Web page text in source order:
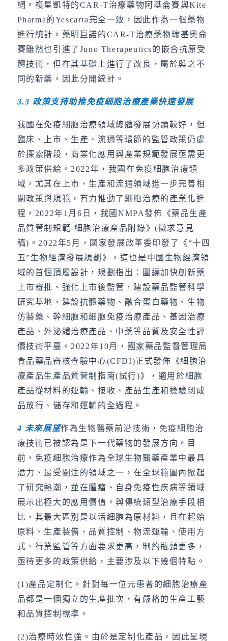
網。複星凱特的CAR-T治療藥物阿基侖賽與Kite
Pharma的Yescarta完全一致，因此作為一個藥物
進行統計。藥明巨諾的CAR-T治療藥物瑞基奧侖
賽雖然也引進了Juno Therapeutics的嵌合抗原受
體技術，但在其基礎上進行了改良，屬於與之不
同的新藥，因此分開統計。
3.3 政策支持助推免疫細胞治療產業快速發展
我國在免疫細胞治療領域總體發展勢頭較好，但
臨床、上市、生產、流通等環節的監管政策仍處
於探索階段，商業化應用與產業規範發展亟需更
多政策供給。2022年，我國在免疫細胞治療領
域，尤其在上市、生產和流通領域進一步完善相
關政策與規範，有力推動了細胞治療的產業化進
程。2022年1月6日，我國NMPA發佈《藥品生產
品質管制規範-細胞治療產品附錄》(徵求意見
稿)。2022年5月，國家發展改革委印發了《“十四
五”生物經濟發展規劃》，這也是中國生物經濟領
域的首個頂層設計，規劃指出：圍繞加快創新藥
上市審批、強化上市後監管，建設藥品監管科學
研究基地，建設抗體藥物、融合蛋白藥物、生物
仿製藥、幹細胞和細胞免疫治療產品、基因治療
產品、外泌體治療產品、中藥等品質及安全性評
價技術平臺。2022年10月，國家藥品監督管理局
食品藥品審核查驗中心(CFDI)正式發佈《細胞治
療產品生產品質管制指南(試行)》，適用於細胞
產品從材料的運輸、接收、產品生產和檢驗到成
品放行、儲存和運輸的全過程。
4 未來展望作為生物醫藥前沿技術，免疫細胞治
療技術已被認為是下一代藥物的發展方向。目
前，免疫細胞治療作為全球生物醫藥產業中最具
潛力、最受關注的領域之一，在全球範圍內掀起
了研究熱潮，並在腫瘤、自身免疫性疾病等領域
展示出極大的應用價值。與傳統類型治療手段相
比，其最大區別是以活細胞為原材料，且在起始
原料、生產製備、品質控制、物流運輸、使用方
式、行業監管等方面要求更高，制約瓶頸更多，
亟待更多的政策供給，主要涉及以下幾個特點。
(1)產品定制化。針對每一位元患者的細胞治療產
品都是一個獨立的生產批次，有嚴格的生產工藝
和品質控制標準。
(2)治療時效性強。由於是定制化產品，因此呈現